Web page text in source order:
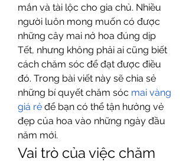
mắn và tài lộc cho gia chủ. Nhiều
người luôn mong muốn có được
những cây mai nở hoa đúng dịp
Tết, nhưng không phải ai cũng biết
cách chăm sóc để đạt được điều
đó. Trong bài viết này sẽ chia sẻ
những bí quyết chăm sóc mai vàng
giá rẻ để bạn có thể tận hưởng vẻ
đẹp của hoa vào những ngày đầu
năm mới.
Vai trò của việc chăm